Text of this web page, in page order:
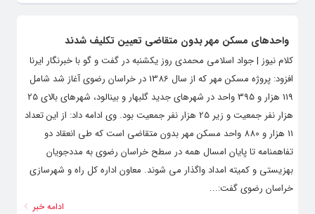
واحدهای مسکن مهر بدون متقاضی تعیین تکلیف شدند
کلام نیوز | جواد اسلامی محمدی روز یکشنبه در گفت و گو با خبرنگار ایرنا
افزود: پروژه مسکن مهر که از سال 1386 در خراسان رضوی آغاز شد شامل
119 هزار و 395 واحد در شهرهای جدید گلبهار و بینالود، شهرهای بالای 25
هزار نفر جمعیت و زیر 25 هزار نفر جمعیت بود. وی ادامه داد: از این تعداد
11 هزار و 880 واحد مسکن مهر بدون متقاضی است که طی انعقاد دو
تفاهمنامه تا پایان امسال همه در سطح خراسان رضوی به مددجویان
بهزیستی و کمیته امداد واگذار می شوند. معاون اداره کل راه و شهرسازی
خراسان رضوی گفت:...
ادامه خبر